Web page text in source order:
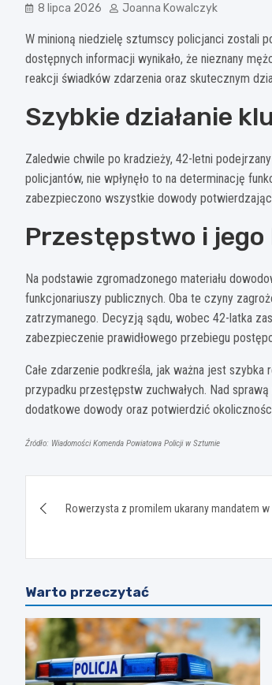
8 lipca 2026 Joanna Kowalczyk
W minioną niedzielę sztumscy policjanci zostali
dostępnych informacji wynikało, że nieznany
reakcji świadków zdarzenia oraz skutecznym
Szybkie działanie
Zaledwie chwile po kradzieży, 42-letni
policjantów, nie wpłynęło to na determinację
zabezpieczono wszystkie dowody
Przestępstwo i
Na podstawie zgromadzonego materiału
funkcjonariuszy publicznych. Oba te czyny
zatrzymanego. Decyzją sądu, wobec 42-latka
zabezpieczenie prawidłowego przebiegu
Całe zdarzenie podkreśla, jak ważna jest
przypadku przestępstw zuchwałych. Nad
dodatkowe dowody oraz potwierdzić
Źródło: Wiadomości Komenda Powiatowa Policji w Sztumie
wpisuRowerzysta z promilem ukarany mandatem
Warto przeczytać